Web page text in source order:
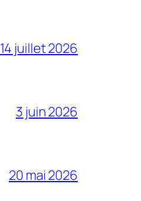
14 juillet 2026
3 juin 2026
20 mai 2026